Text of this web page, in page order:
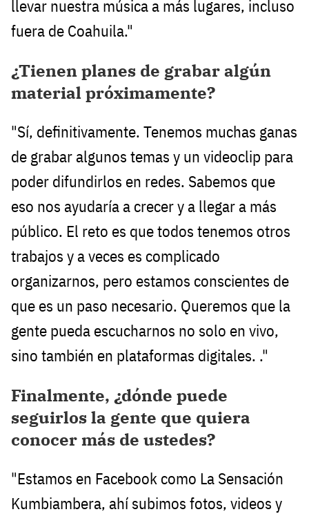
llevar nuestra música a más lugares, incluso
fuera de Coahuila."
¿Tienen planes de grabar algún
material próximamente?
"Sí, definitivamente. Tenemos muchas ganas
de grabar algunos temas y un videoclip para
poder difundirlos en redes. Sabemos que
eso nos ayudaría a crecer y a llegar a más
público. El reto es que todos tenemos otros
trabajos y a veces es complicado
organizarnos, pero estamos conscientes de
que es un paso necesario. Queremos que la
gente pueda escucharnos no solo en vivo,
sino también en plataformas digitales. ."
Finalmente, ¿dónde puede
seguirlos la gente que quiera
conocer más de ustedes?
"Estamos en Facebook como La Sensación
Kumbiambera, ahí subimos fotos, videos y